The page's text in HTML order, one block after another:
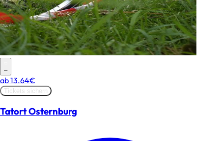
–
ab13.64€
Tickets sichern
Tatort Osternburg